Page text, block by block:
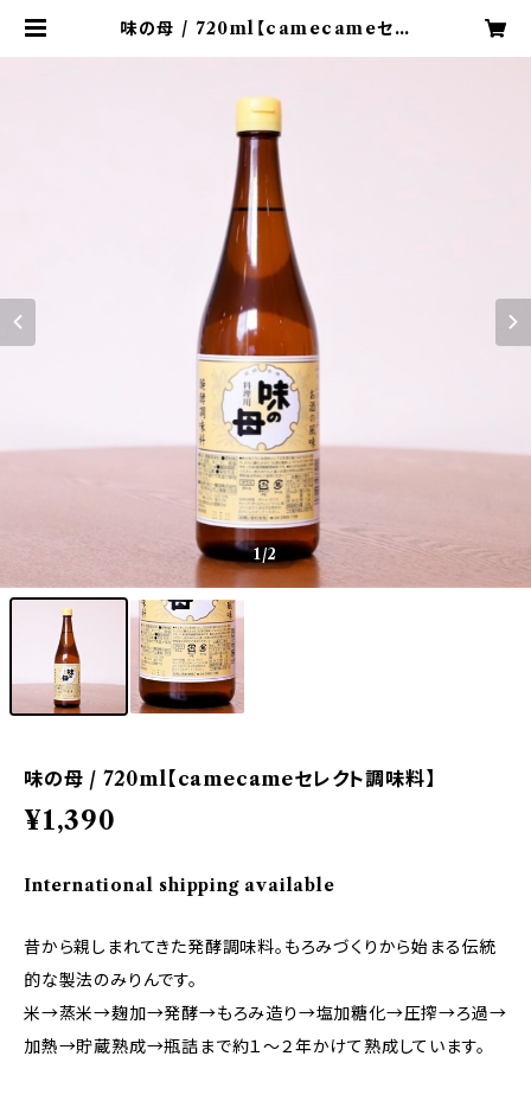
味の母 / 720ml【camecameセレ
1/2
味の母 / 720ml【camecameセレクト調味料】
¥1,390
International shipping available
昔から親しまれてきた発酵調味料。もろみづくりから始まる伝統
的な製法のみりんです。
米→蒸米→麹加→発酵→もろみ造り→塩加糖化→圧搾→ろ過→
加熱→貯蔵熟成→瓶詰まで約１～２年かけて熟成しています。